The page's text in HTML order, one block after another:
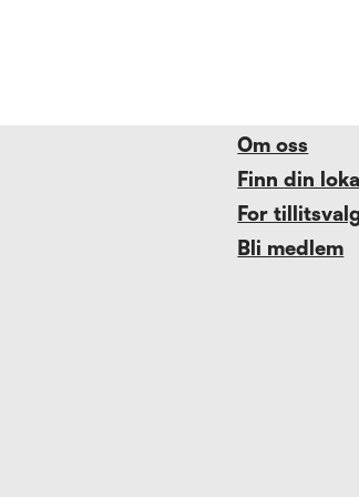
Om oss
Finn din
For
Bli medlem